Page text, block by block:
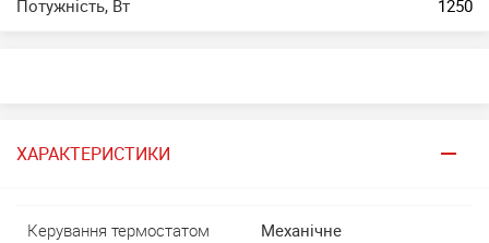
Потужність, Вт 1250
ХАРАКТЕРИСТИКИ
Керування термостатом Механічне